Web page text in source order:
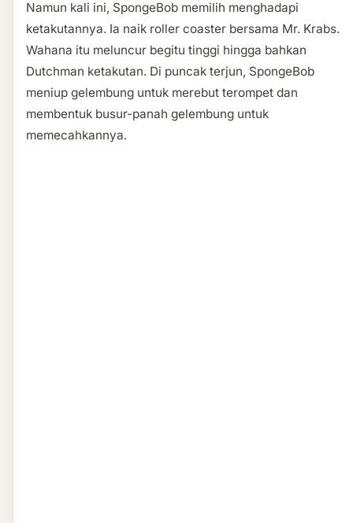
Namun kali ini, SpongeBob memilih menghadapi
ketakutannya. Ia naik roller coaster bersama Mr. Krabs.
Wahana itu meluncur begitu tinggi hingga bahkan
Dutchman ketakutan. Di puncak terjun, SpongeBob
meniup gelembung untuk merebut terompet dan
membentuk busur-panah gelembung untuk
memecahkannya.